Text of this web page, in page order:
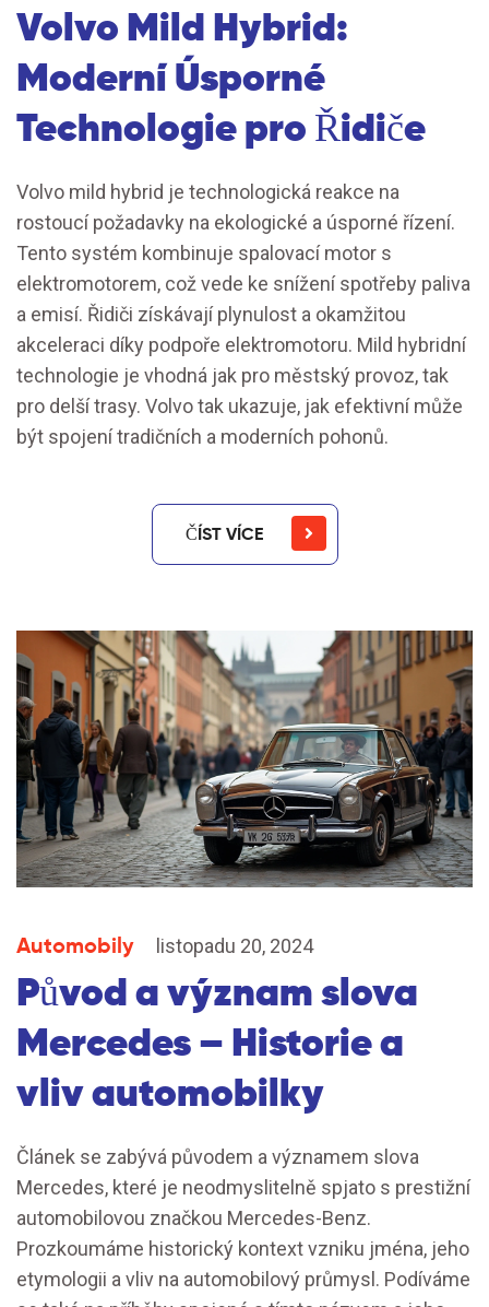
Volvo Mild Hybrid:
Moderní Úsporné
Technologie pro Řidiče
Volvo mild hybrid je technologická reakce na
rostoucí požadavky na ekologické a úsporné řízení.
Tento systém kombinuje spalovací motor s
elektromotorem, což vede ke snížení spotřeby paliva
a emisí. Řidiči získávají plynulost a okamžitou
akceleraci díky podpoře elektromotoru. Mild hybridní
technologie je vhodná jak pro městský provoz, tak
pro delší trasy. Volvo tak ukazuje, jak efektivní může
být spojení tradičních a moderních pohonů.
ČÍST VÍCE
Automobily listopadu 20, 2024
Původ a význam slova
Mercedes – Historie a
vliv automobilky
Článek se zabývá původem a významem slova
Mercedes, které je neodmyslitelně spjato s prestižní
automobilovou značkou Mercedes-Benz.
Prozkoumáme historický kontext vzniku jména, jeho
etymologii a vliv na automobilový průmysl. Podíváme